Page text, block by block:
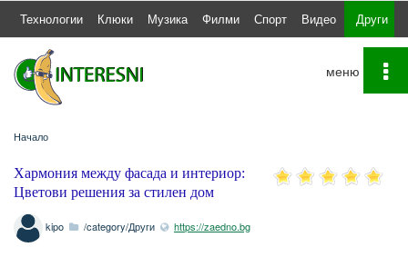
Технологии Клюки Музика Филми Спорт Видео Други
Начало
Хармония между фасада и интериор:
Цветови решения за стилен дом
kipo /category/Други https://zaedno.bg